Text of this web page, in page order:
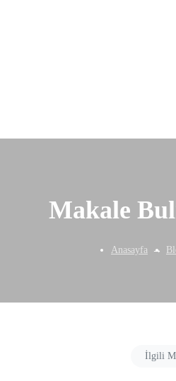
Makale
Anasayfa
İlgili